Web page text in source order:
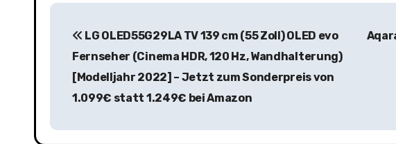
B
r
LG OLED55G29LA TV 139 cm (55 Zoll) OLED evo
Fernseher (Cinema HDR, 120 Hz, Wandhalterung)
[Modelljahr 2022] – Jetzt zum Sonderpreis von
1.099€ statt 1.249€ bei Amazon